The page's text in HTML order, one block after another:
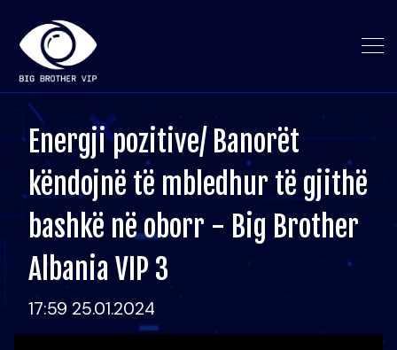
Energji pozitive/ Banorët
këndojnë të mbledhur të gjithë
bashkë në oborr - Big Brother
Albania VIP 3
17:59 25.01.2024